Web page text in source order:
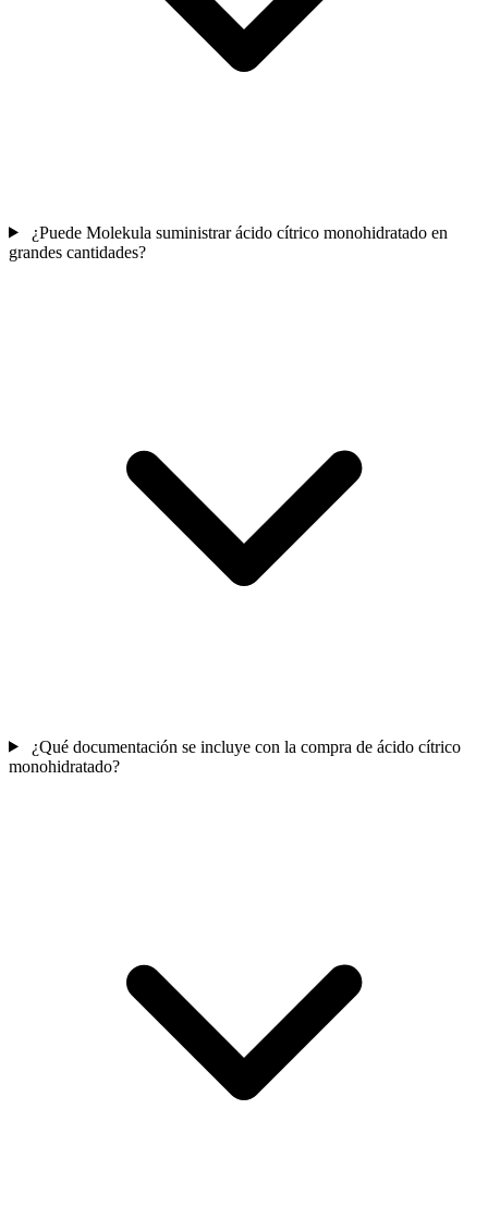
¿Puede Molekula suministrar ácido cítrico monohidratado en
grandes cantidades?
¿Qué documentación se incluye con la compra de ácido cítrico
monohidratado?